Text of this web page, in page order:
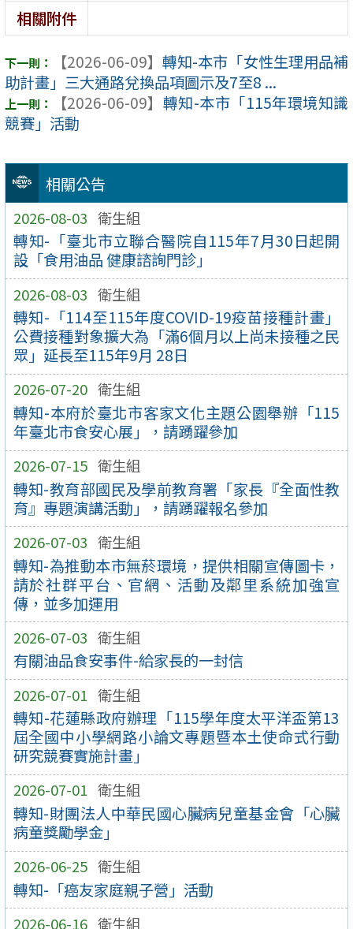
相關公告
2026-08-03 衛生組
轉知-「臺北市立聯合醫院自115年7月30日起開
設「食用油品 健康諮詢門診」
2026-08-03 衛生組
轉知-「114至115年度COVID-19疫苗接種計畫」
公費接種對象擴大為「滿6個月以上尚未接種之民
眾」延長至115年9月 28日
2026-07-20 衛生組
轉知-本府於臺北市客家文化主題公園舉辦「115
年臺北市食安心展」，請踴躍參加
2026-07-15 衛生組
轉知-教育部國民及學前教育署「家長『全面性教
育』專題演講活動」，請踴躍報名參加
2026-07-03 衛生組
轉知-為推動本市無菸環境，提供相關宣傳圖卡，
請於社群平台、官網、活動及鄰里系統加強宣
傳，並多加運用
2026-07-03 衛生組
有關油品食安事件-給家長的一封信
2026-07-01 衛生組
轉知-花蓮縣政府辦理「115學年度太平洋盃第13
屆全國中小學網路小論文專題暨本土使命式行動
研究競賽實施計畫」
2026-07-01 衛生組
轉知-財團法人中華民國心臟病兒童基金會「心臟
病童獎勵學金」
2026-06-25 衛生組
轉知-「癌友家庭親子營」活動
2026-06-16 衛生組
相關附件
【2026-06-09】 轉知-本市「女性生理用品補
助計畫」三大通路兌換品項圖示及7至8 ...
【2026-06-09】 轉知-本市「115年環境知識
競賽」活動